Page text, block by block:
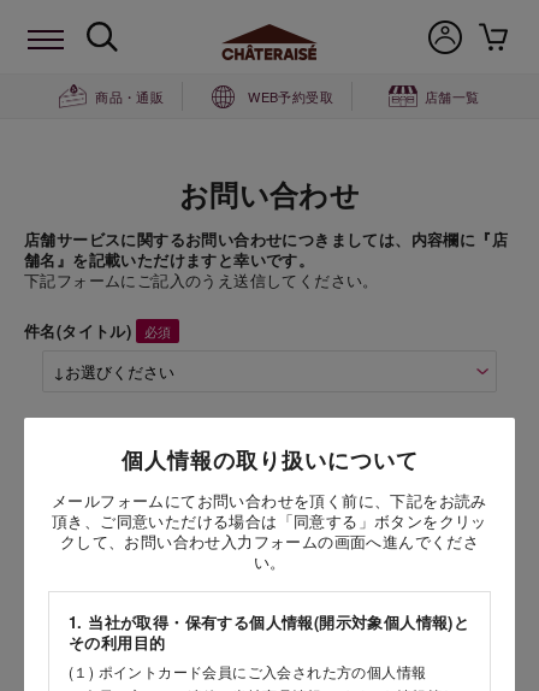
商品・通販 WEB予約受取 店舗一覧
お問い合わせ
店舗サービスに関するお問い合わせにつきましては、内容欄に『店
舗名』を記載いただけますと幸いです。
下記フォームにご記入のうえ送信してください。
個人情報の取り扱いについて
メールフォームにてお問い合わせを頂く前に、下記をお読み
頂き、ご同意いただける場合は「同意する」ボタンをクリッ
クして、お問い合わせ入力フォームの画面へ進んでくださ
い。
1. 当社が取得・保有する個人情報(開示対象個人情報)と
その利用目的
(１) ポイントカード会員にご入会された方の個人情報
件名(タイトル)
お問い合わせ時氏名
［姓］
［名］
（全角で入力してください）